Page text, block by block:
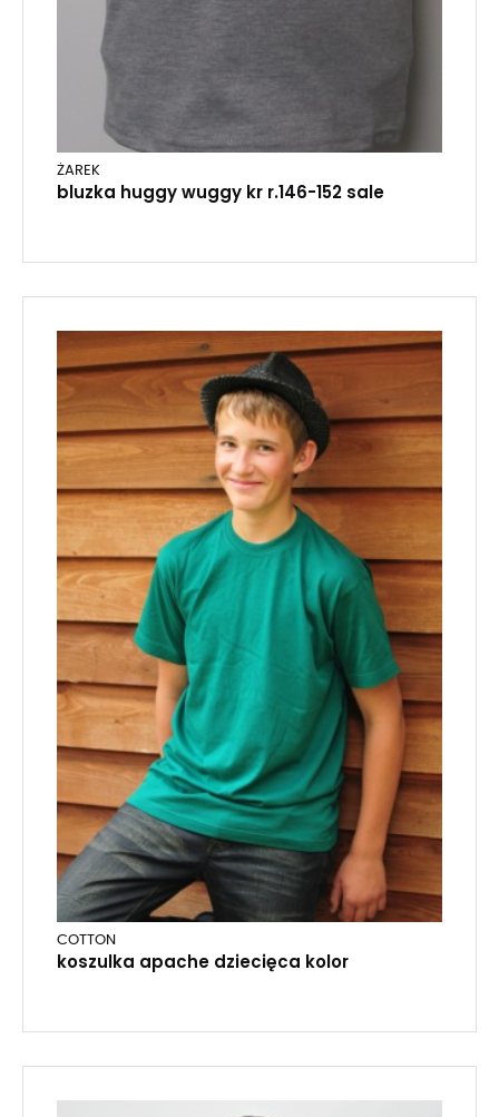
ŻAREK
bluzka huggy wuggy kr r.146-152 sale
COTTON
koszulka apache dziecięca kolor